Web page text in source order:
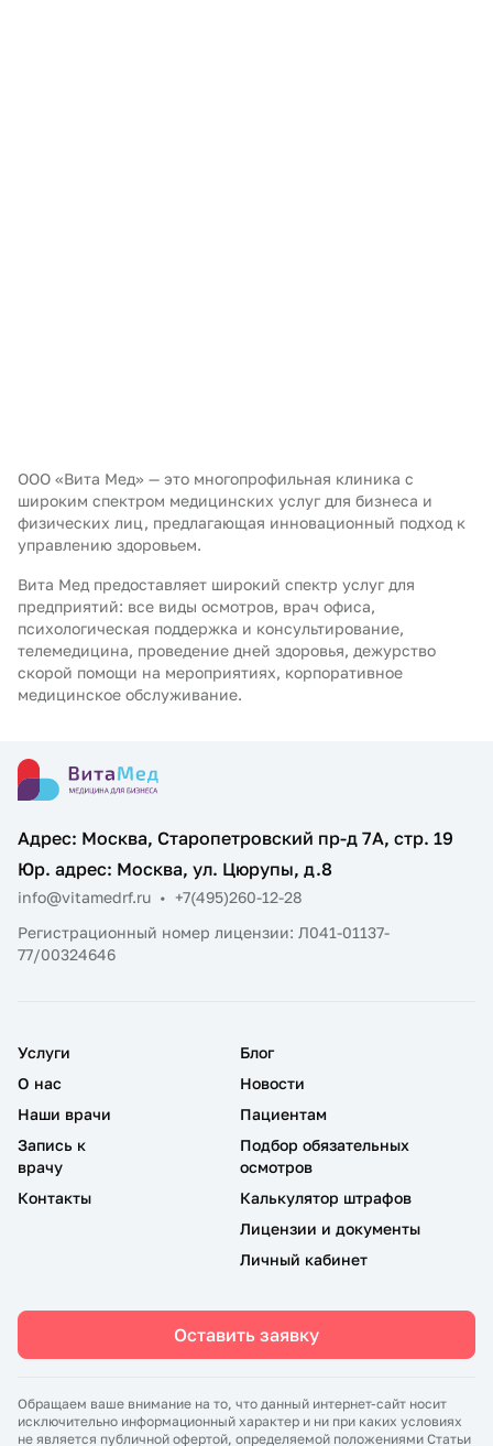
ООО «Вита Мед» — это многопрофильная клиника с
широким спектром медицинских услуг для бизнеса и
физических лиц, предлагающая инновационный подход к
управлению здоровьем.
Вита Мед предоставляет широкий спектр услуг для
предприятий: все виды осмотров, врач офиса,
психологическая поддержка и консультирование,
телемедицина, проведение дней здоровья, дежурство
скорой помощи на мероприятиях, корпоративное
медицинское обслуживание.
Адрес: Москва, Старопетровский пр-д 7А, стр. 19
Юр. адрес: Москва, ул. Цюрупы, д.8
info@vitamedrf.ru • +7(495)260-12-28
Регистрационный номер лицензии: Л041-01137-
77/00324646
Услуги
О нас
Наши врачи
Запись к
врачу
Контакты
Блог
Новости
Пациентам
Подбор обязательных
осмотров
Калькулятор штрафов
Лицензии и документы
Личный кабинет
Оставить заявку
Обращаем ваше внимание на то, что данный интернет-сайт носит
исключительно информационный характер и ни при каких условиях
не является публичной офертой, определяемой положениями Статьи